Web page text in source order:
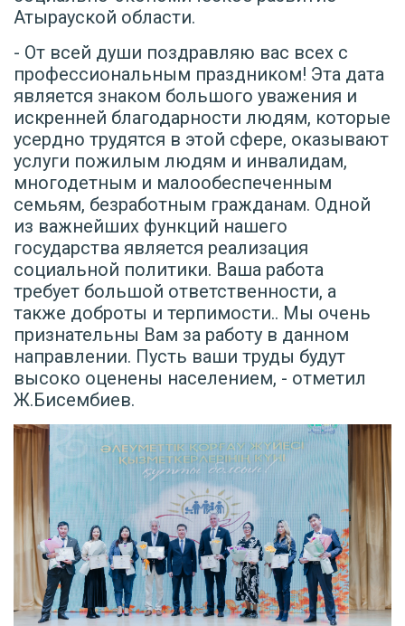
Атырауской области.
- От всей души поздравляю вас всех с
профессиональным праздником! Эта дата
является знаком большого уважения и
искренней благодарности людям, которые
усердно трудятся в этой сфере, оказывают
услуги пожилым людям и инвалидам,
многодетным и малообеспеченным
семьям, безработным гражданам. Одной
из важнейших функций нашего
государства является реализация
социальной политики. Ваша работа
требует большой ответственности, а
также доброты и терпимости.. Мы очень
признательны Вам за работу в данном
направлении. Пусть ваши труды будут
высоко оценены населением, - отметил
Ж.Бисембиев.